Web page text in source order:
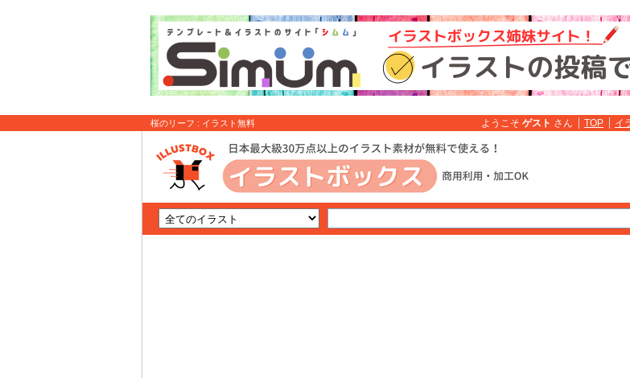
桜のリーフ : イラスト無料 ようこそ ゲスト さん TOP イ